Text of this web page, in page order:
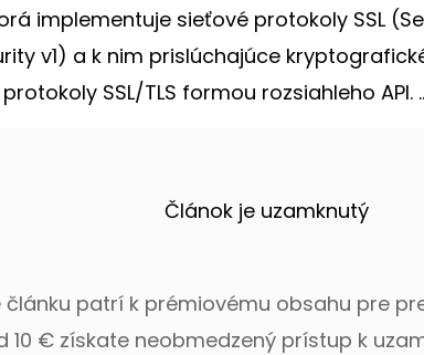
implementuje sieťové protokoly SSL
v1) a k nim prislúchajúce
SSL/TLS formou rozsiahleho API.
Článok je uzamknutý
článku patrí k prémiovému obsahu pre
10 € získate neobmedzený prístup k